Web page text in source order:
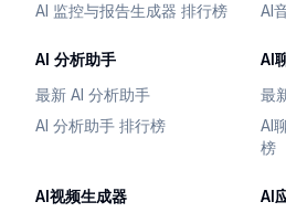
AI 监控与报告生成器 排行榜
AI
AI 分析助手
最新 AI 分析助手
AI 分析助手 排行榜
AI
最
AI
榜
AI视频生成器
AI